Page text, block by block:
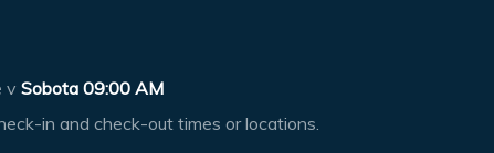
v Sobota 09:00 AM
in and check-out times or locations.